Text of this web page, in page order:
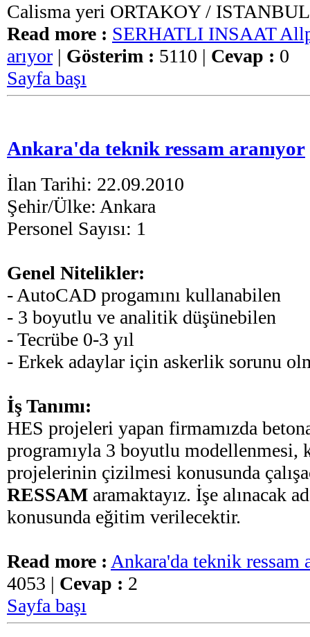
Calisma yeri ORTAKOY /
Read more : SERHATLI INSAAT
arıyor | Gösterim : 5110 | Cevap : 0
Sayfa başı
Ankara'da teknik ressam aranıyor
İlan Tarihi: 22.09.2010
Şehir/Ülke: Ankara
Personel Sayısı: 1
Genel Nitelikler:
- AutoCAD progamını kullanabilen
- 3 boyutlu ve analitik düşünebilen
- Tecrübe 0-3 yıl
- Erkek adaylar için askerlik sorunu
İş Tanımı:
HES projeleri yapan firmamızda
programıyla 3 boyutlu modellenmesi,
projelerinin çizilmesi konusunda
RESSAM aramaktayız. İşe alınacak
konusunda eğitim verilecektir.
Read more : Ankara'da teknik ressam
4053 | Cevap : 2
Sayfa başı